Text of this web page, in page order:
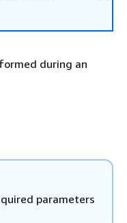
during an
parameters